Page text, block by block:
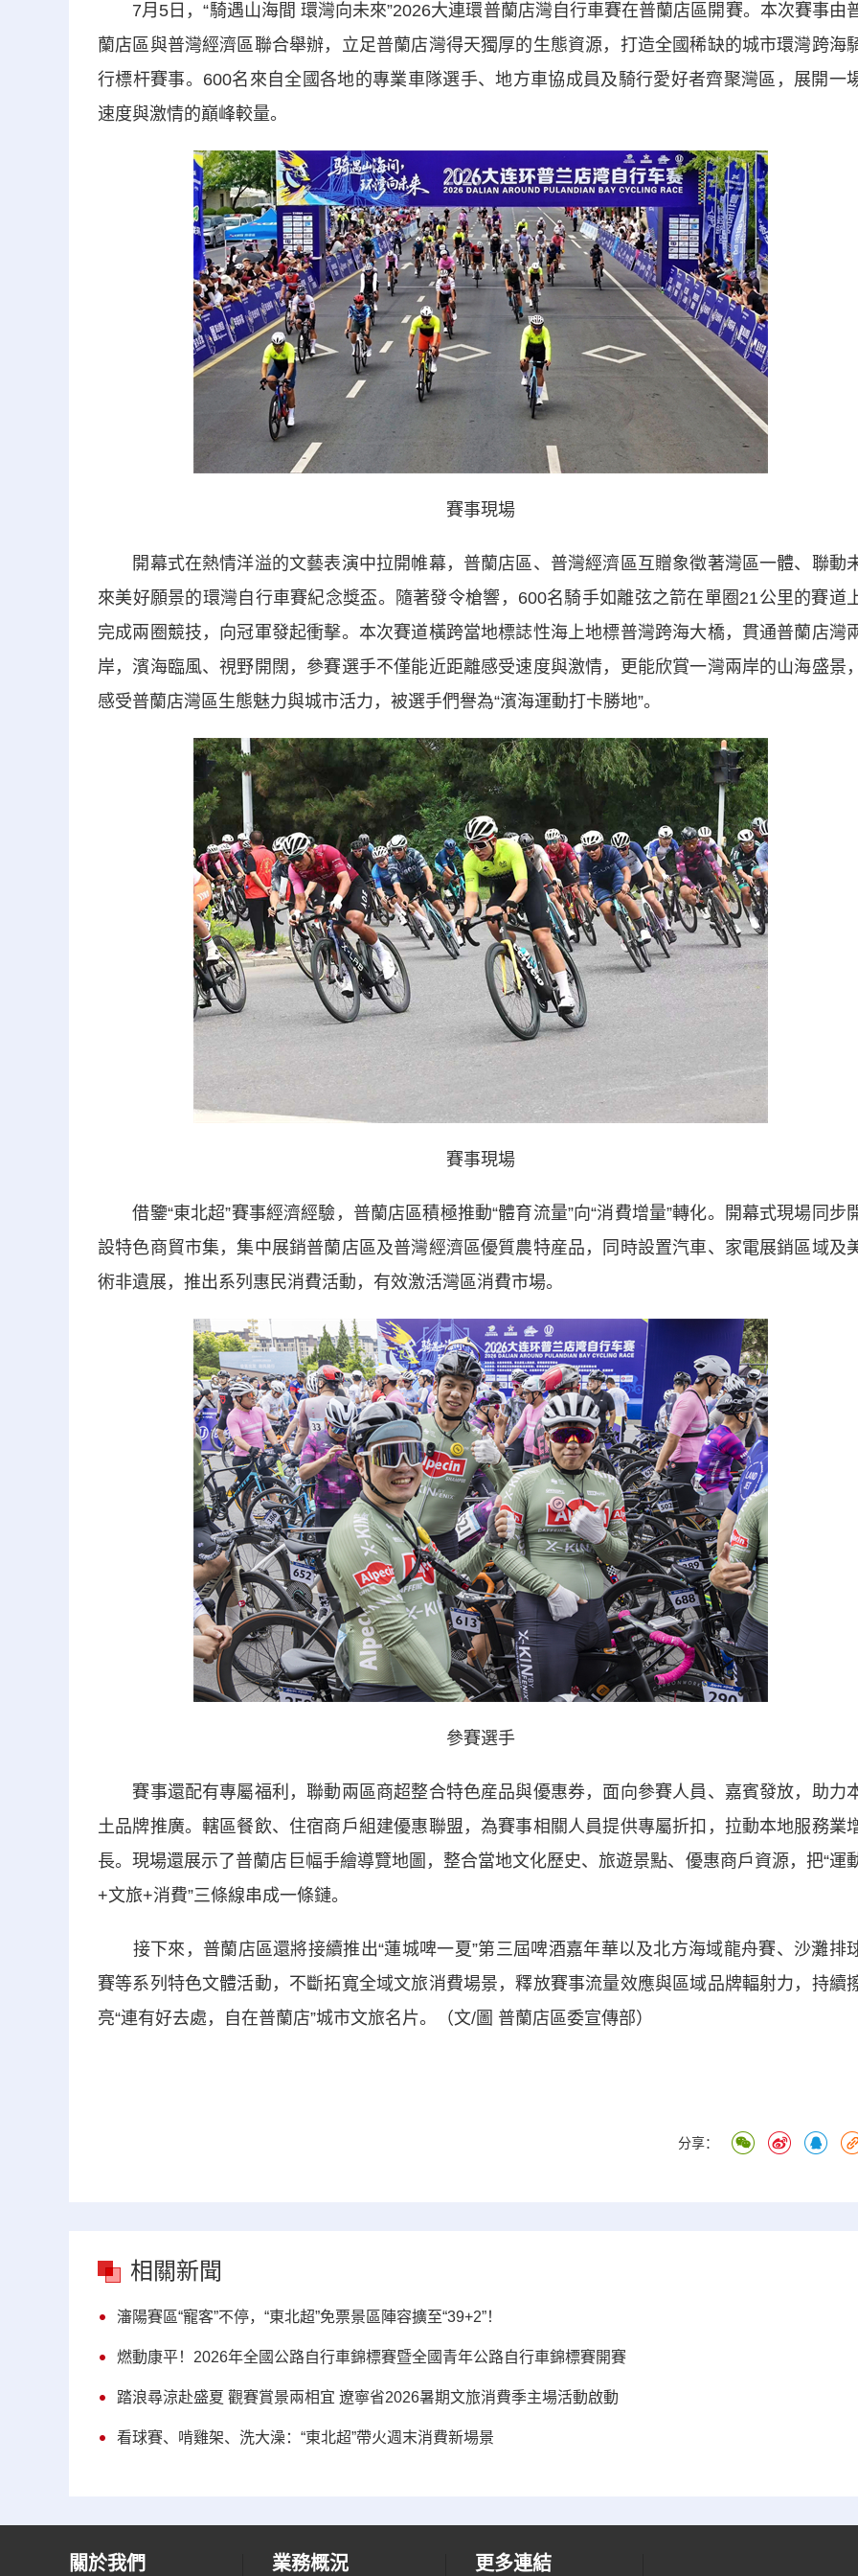
7月5日，“騎遇山海間 環灣向未來”2026大連環普蘭店灣自行車賽在普蘭店區開賽。本次賽事由
蘭店區與普灣經濟區聯合舉辦，立足普蘭店灣得天獨厚的生態資源，打造全國稀缺的城市環灣跨海
行標杆賽事。600名來自全國各地的專業車隊選手、地方車協成員及騎行愛好者齊聚灣區，展開一
速度與激情的巔峰較量。
賽事現場
開幕式在熱情洋溢的文藝表演中拉開帷幕，普蘭店區、普灣經濟區互贈象徵著灣區一體、聯動
來美好願景的環灣自行車賽紀念獎盃。隨著發令槍響，600名騎手如離弦之箭在單圈21公里的賽道
完成兩圈競技，向冠軍發起衝擊。本次賽道橫跨當地標誌性海上地標普灣跨海大橋，貫通普蘭店灣
岸，濱海臨風、視野開闊，參賽選手不僅能近距離感受速度與激情，更能欣賞一灣兩岸的山海盛景
感受普蘭店灣區生態魅力與城市活力，被選手們譽為“濱海運動打卡勝地”。
賽事現場
借鑒“東北超”賽事經濟經驗，普蘭店區積極推動“體育流量”向“消費增量”轉化。開幕式現場同步
設特色商貿市集，集中展銷普蘭店區及普灣經濟區優質農特産品，同時設置汽車、家電展銷區域及
術非遺展，推出系列惠民消費活動，有效激活灣區消費市場。
參賽選手
賽事還配有專屬福利，聯動兩區商超整合特色産品與優惠券，面向參賽人員、嘉賓發放，助力
土品牌推廣。轄區餐飲、住宿商戶組建優惠聯盟，為賽事相關人員提供專屬折扣，拉動本地服務業
長。現場還展示了普蘭店巨幅手繪導覽地圖，整合當地文化歷史、旅遊景點、優惠商戶資源，把“運
+文旅+消費”三條線串成一條鏈。
接下來，普蘭店區還將接續推出“蓮城啤一夏”第三屆啤酒嘉年華以及北方海域龍舟賽、沙灘排
賽等系列特色文體活動，不斷拓寬全域文旅消費場景，釋放賽事流量效應與區域品牌輻射力，持續
亮“連有好去處，自在普蘭店”城市文旅名片。（文/圖 普蘭店區委宣傳部）
分享：
相關新聞
瀋陽賽區“寵客”不停，“東北超”免票景區陣容擴至“39+2”！
燃動康平！2026年全國公路自行車錦標賽暨全國青年公路自行車錦標賽開賽
踏浪尋涼赴盛夏 觀賽賞景兩相宜 遼寧省2026暑期文旅消費季主場活動啟動
看球賽、啃雞架、洗大澡：“東北超”帶火週末消費新場景
關於我們 業務概況 更多連結